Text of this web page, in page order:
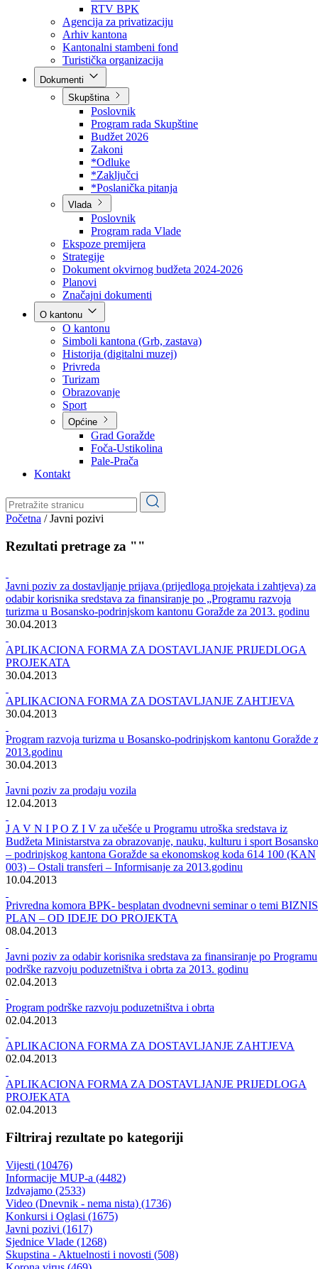
Direkcija za šumarstvo
Javna preduzeća
BPK šume
RTV BPK
Agencija za privatizaciju
Arhiv kantona
Kantonalni stambeni fond
Turistička organizacija
Skupština
Poslovnik
Program rada Skupštine
Budžet 2026
Zakoni
*Odluke
*Zaključci
*Poslanička pitanja
Vlada
Poslovnik
Program rada Vlade
Ekspoze premijera
Strategije
Dokument okvirnog budžeta 2024-2026
Planovi
Značajni dokumenti
O kantonu
O kantonu
Simboli kantona (Grb, zastava)
Historija (digitalni muzej)
Privreda
Turizam
Obrazovanje
Općine
Pale-Prača
Kontakt
Javni pozivi
Rezultati pretrage za ""